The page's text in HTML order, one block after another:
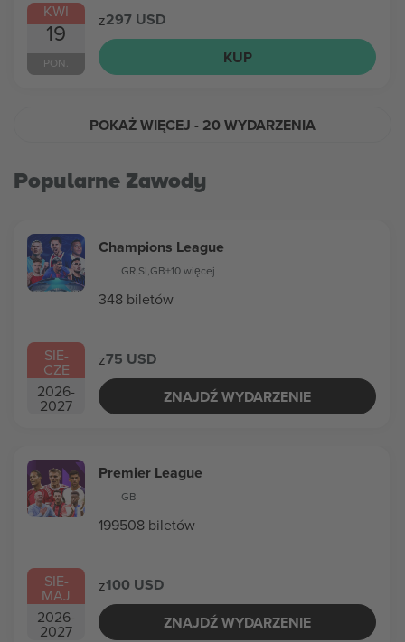
KWI
19
PON.
z297 USD
KUP
POKAŻ WIĘCEJ - 20 WYDARZENIA
Popularne Zawody
SIE-
CZE
2026-
2027
Champions League
GR,SI,GB+10 więcej
348 biletów
z75 USD
ZNAJDŹ WYDARZENIE
SIE-
MAJ
2026-
2027
Premier League
GB
199508 biletów
z100 USD
ZNAJDŹ WYDARZENIE